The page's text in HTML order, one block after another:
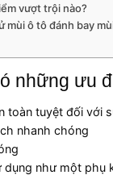
vượt trội nào?
mùi ô tô đánh bay
những ưu
toàn tuyệt đối với
nhanh chóng
như một phụ